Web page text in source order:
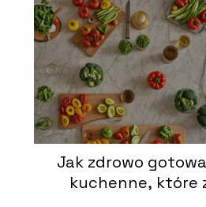
Jak zdrowo
kuchenne, które